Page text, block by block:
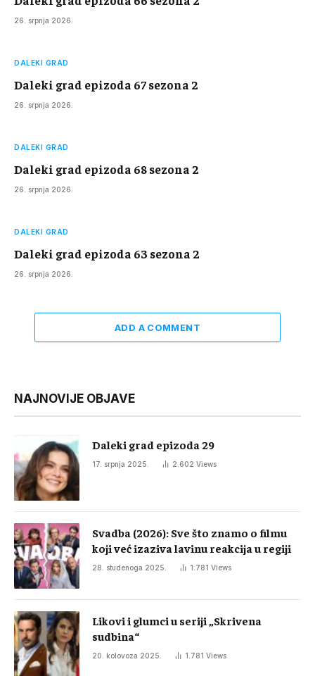
26. srpnja 2026.
DALEKI GRAD
Daleki grad epizoda 67 sezona 2
26. srpnja 2026.
DALEKI GRAD
Daleki grad epizoda 68 sezona 2
26. srpnja 2026.
DALEKI GRAD
Daleki grad epizoda 63 sezona 2
26. srpnja 2026.
ADD A COMMENT
NAJNOVIJE OBJAVE
Daleki grad epizoda 29
17. srpnja 2025. 2.602 Views
Svadba (2026): Sve što znamo o filmu
koji već izaziva lavinu reakcija u regiji
28. studenoga 2025. 1.781 Views
Likovi i glumci u seriji „Skrivena
sudbina“
20. kolovoza 2025. 1.781 Views